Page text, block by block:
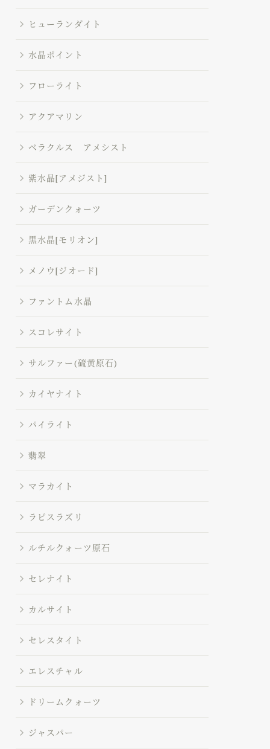
ヒューランダイト
水晶ポイント
フローライト
アクアマリン
ベラクルス アメシスト
紫水晶[アメジスト]
ガーデンクォーツ
黒水晶[モリオン]
メノウ[ジオード]
ファントム水晶
スコレサイト
サルファー(硫黄原石)
カイヤナイト
パイライト
翡翠
マラカイト
ラピスラズリ
ルチルクォーツ原石
セレナイト
カルサイト
セレスタイト
エレスチャル
ドリームクォーツ
ジャスパー